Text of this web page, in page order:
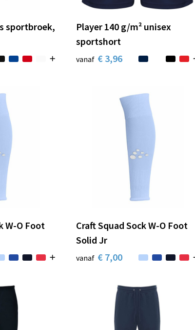
sportbroek,
Player 140 g/m² unisex
sportshort
vanaf € 3,96
W-O Foot
Craft Squad Sock W-O Foot
Solid Jr
vanaf € 7,00